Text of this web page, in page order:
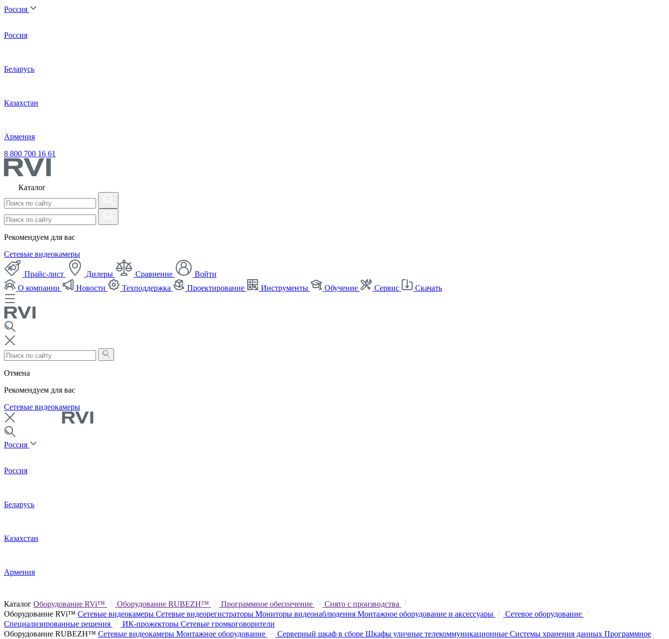
Россия
Россия
Беларусь
Казахстан
Армения
8 800 700 16 61
Каталог
Рекомендуем для вас
Сетевые видеокамеры
Прайс-лист Дилеры Сравнение
Войти
О компании
Новости Техподдержка Проектирование Инструменты Обучение Сервис Скачать
Отмена
Рекомендуем для вас
Сетевые видеокамеры
Россия
Россия
Беларусь
Казахстан
Армения
Каталог Оборудование RVi™ Оборудование RUBEZH™ Программное обеспечение
Снято с производства
Оборудование RVi™ Сетевые видеокамеры Сетевые видеорегистраторы Мониторы видеонаблюдения Монтажное оборудование и аксессуары
Сетевое оборудование
Специализированные решения
ИК-прожекторы Сетевые громкоговорители
Оборудование RUBEZH™ Сетевые видеокамеры Монтажное оборудование Серверный шкаф в сборе Шкафы уличные телекоммуникационные Системы хранения данных Программное